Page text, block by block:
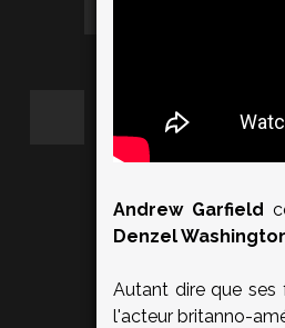
Andrew Garfield
Denzel
Autant dire que ses
l'acteur britanno-